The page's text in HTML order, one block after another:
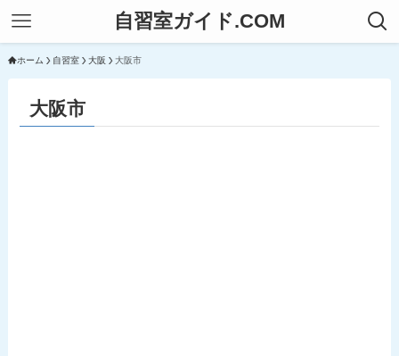
自習室ガイド.COM
ホーム 自習室 大阪 大阪市
大阪市